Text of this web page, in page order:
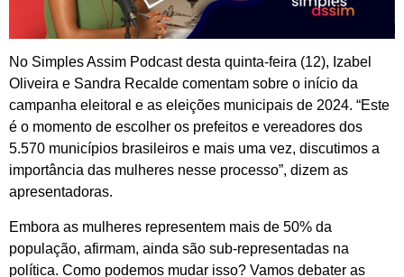
No Simples Assim Podcast desta quinta-feira (12), Izabel
Oliveira e Sandra Recalde comentam sobre o início da
campanha eleitoral e as eleições municipais de 2024. “Este
é o momento de escolher os prefeitos e vereadores dos
5.570 municípios brasileiros e mais uma vez, discutimos a
importância das mulheres nesse processo”, dizem as
apresentadoras.
Embora as mulheres representem mais de 50% da
população, afirmam, ainda são sub-representadas na
política. Como podemos mudar isso? Vamos debater as